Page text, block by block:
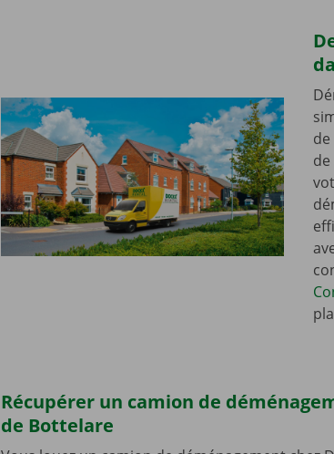
Récupérer un camion de
de Bottelare